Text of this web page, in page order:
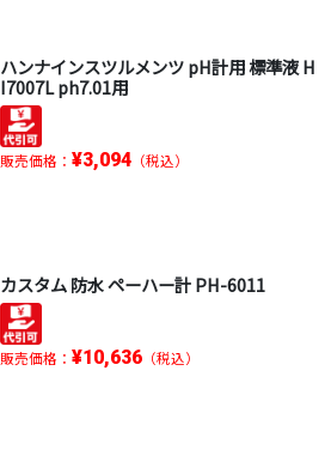
ハンナインスツルメンツ pH計用 標準液 H
I7007L ph7.01用
販売価格： ¥3,094（税込）
カスタム 防水 ペーハー計 PH-6011
販売価格： ¥10,636（税込）